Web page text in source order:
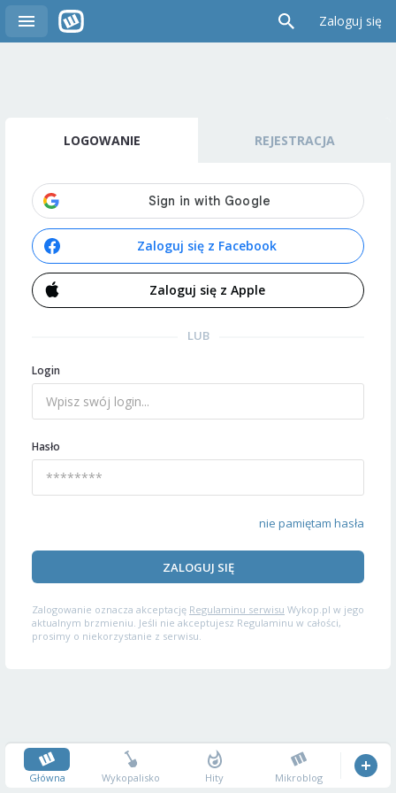
Zaloguj się
LOGOWANIE REJESTRACJA
Zaloguj się z Facebook
Zaloguj się z Apple
LUB
Login
Hasło
nie pamiętam hasła
ZALOGUJ SIĘ
Zalogowanie oznacza akceptację Regulaminu serwisu Wykop.pl w jego
aktualnym brzmieniu. Jeśli nie akceptujesz Regulaminu w całości,
prosimy o niekorzystanie z serwisu.
Główna Wykopalisko Hity Mikroblog